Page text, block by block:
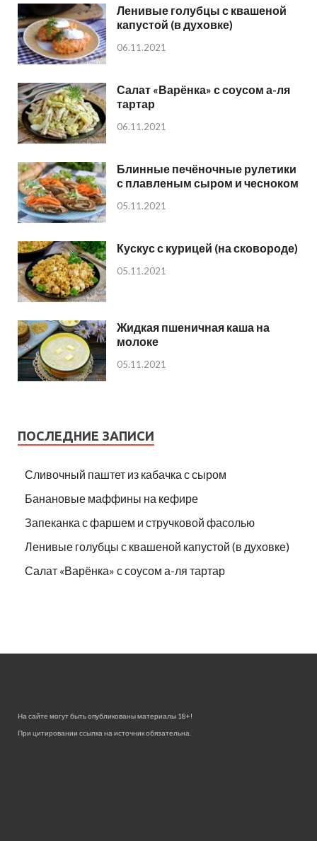
Ленивые голубцы с квашеной
капустой (в духовке)
06.11.2021
Салат «Варёнка» с соусом а-ля
тартар
06.11.2021
Блинные печёночные рулетики
с плавленым сыром и чесноком
05.11.2021
Кускус с курицей (на сковороде)
05.11.2021
Жидкая пшеничная каша на
молоке
05.11.2021
ПОСЛЕДНИЕ ЗАПИСИ
Сливочный паштет из кабачка с сыром
Банановые маффины на кефире
Запеканка с фаршем и стручковой фасолью
Ленивые голубцы с квашеной капустой (в духовке)
Салат «Варёнка» с соусом а-ля тартар
На сайте могут быть опубликованы материалы 18+!
При цитировании ссылка на источник обязательна.